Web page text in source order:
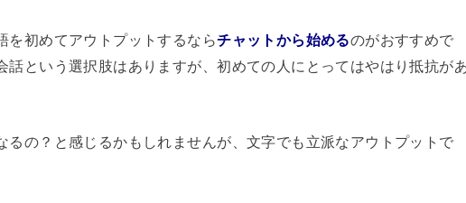
を初めてアウトプットするならチャットから始めるのがおすすめで
話という選択肢はありますが、初めての人にとってはやはり抵抗が
るの？と感じるかもしれませんが、文字でも立派なアウトプットで